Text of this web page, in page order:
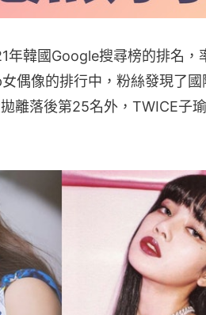
年韓國Google搜尋榜的排名，
偶像的排行中，粉絲發現了
離落後第25名外，TWICE子